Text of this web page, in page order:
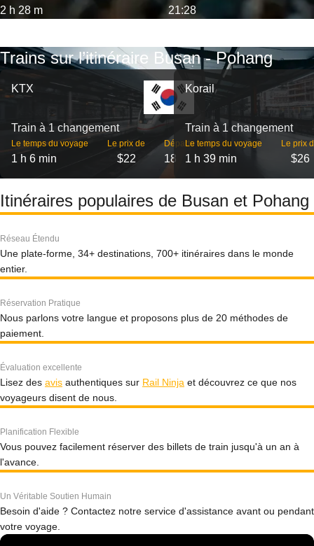
2 h 28 m 21:28
Trains sur l’itinéraire Busan - Pohang
KTX
Train à 1 changement
Le temps du voyage
1 h 6 min
Le prix de
$22
Départs
18
Korail
Train à 1 changement
Le temps du voyage
1 h 39 min
Le prix
$26
Itinéraires populaires de Busan et Pohang
Réseau Étendu
Une plate-forme, 34+ destinations, 700+ itinéraires dans le monde
entier.
Réservation Pratique
Nous parlons votre langue et proposons plus de 20 méthodes de
paiement.
Évaluation excellente
Lisez des avis authentiques sur Rail Ninja et découvrez ce que nos
voyageurs disent de nous.
Planification Flexible
Vous pouvez facilement réserver des billets de train jusqu'à un an à
l'avance.
Un Véritable Soutien Humain
Besoin d'aide ? Contactez notre service d'assistance avant ou pendant
votre voyage.